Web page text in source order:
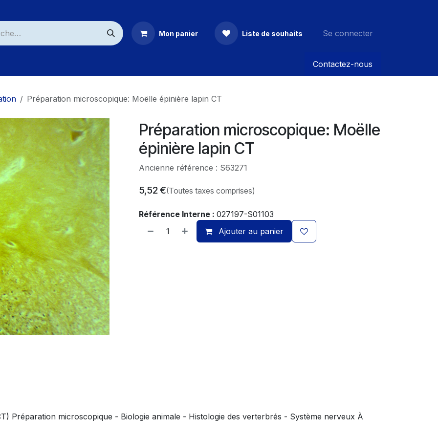
Mon panier Liste de souhaits Se connecter
Contactez-nous
Préparation microscopique: Moëlle épinière lapin CT
Préparation microscopique: Moëlle
épinière lapin CT
Ancienne référence : S63271
5,52€(Toutes taxes comprises)
Référence Interne : 027197-S01103
Ajouter au panier
Préparation microscopique - Biologie animale - Histologie des verterbrés - Système nerveux À